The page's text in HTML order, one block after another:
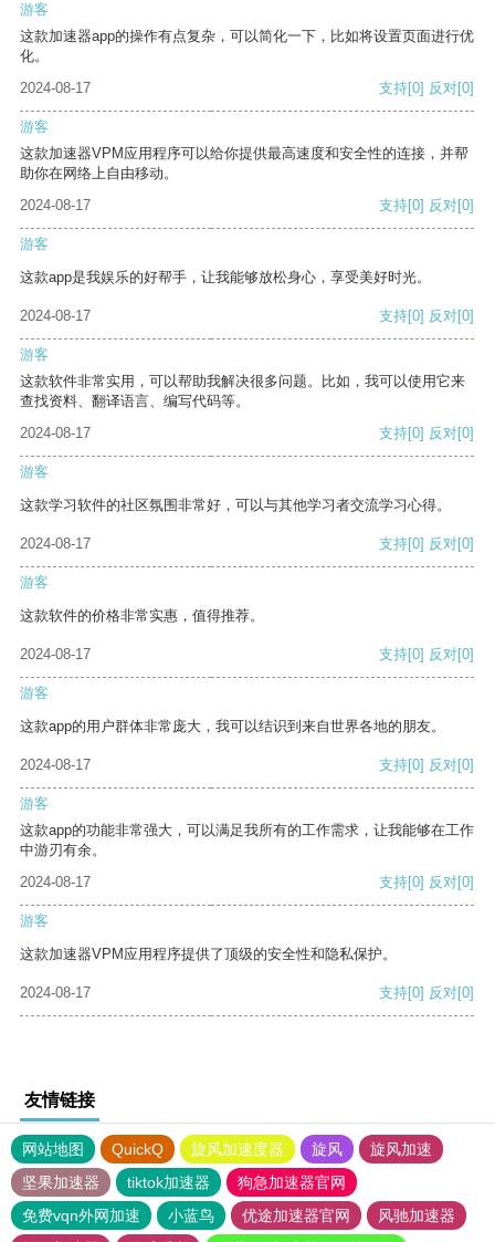
游客
这款加速器app的操作有点复杂，可以简化一下，比如将设置页面进行优
化。
2024-08-17
支持[0] 反对[0]
游客
这款加速器VPM应用程序可以给你提供最高速度和安全性的连接，并帮
助你在网络上自由移动。
2024-08-17
支持[0] 反对[0]
游客
这款app是我娱乐的好帮手，让我能够放松身心，享受美好时光。
2024-08-17 支持[0] 反对[0]
游客
这款软件非常实用，可以帮助我解决很多问题。比如，我可以使用它来
查找资料、翻译语言、编写代码等。
2024-08-17
支持[0] 反对[0]
游客
这款学习软件的社区氛围非常好，可以与其他学习者交流学习心得。
2024-08-17 支持[0] 反对[0]
游客
这款软件的价格非常实惠，值得推荐。
2024-08-17 支持[0] 反对[0]
游客
这款app的用户群体非常庞大，我可以结识到来自世界各地的朋友。
2024-08-17 支持[0] 反对[0]
游客
这款app的功能非常强大，可以满足我所有的工作需求，让我能够在工作
中游刃有余。
2024-08-17
支持[0] 反对[0]
游客
这款加速器VPM应用程序提供了顶级的安全性和隐私保护。
2024-08-17 支持[0] 反对[0]
友情链接
网站地图 QuickQ 旋风加速度器 旋风
旋风加速
坚果加速器
tiktok加速器
狗急加速器官网
免费vqn外网加速
小蓝鸟 优途加速器官网
风驰加速器